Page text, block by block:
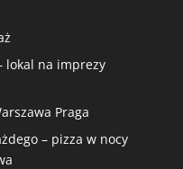
lokal na imprezy
Praga
– pizza w nocy